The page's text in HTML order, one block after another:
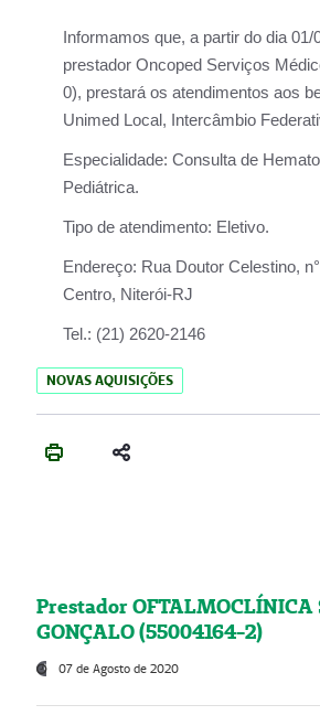
Informamos que, a partir do dia 01/
prestador Oncoped Serviços
0), prestará os atendimentos aos
Unimed Local, Intercâmbio
Especialidade: Consulta de
Pediátrica.
Tipo de atendimento: Eletivo.
Endereço: Rua Doutor Celestino,
Centro, Niterói-RJ
Tel.: (21) 2620-2146
NOVAS AQUISIÇÕES
Prestador OFTALMOCLÍNICA
GONÇALO (55004164-2)
07 de Agosto de 2020